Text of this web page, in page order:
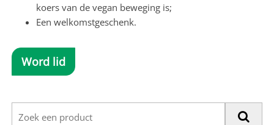
koers van de vegan beweging is;
Een welkomstgeschenk.
Word lid